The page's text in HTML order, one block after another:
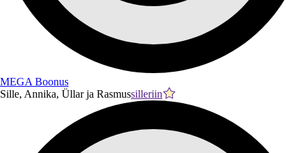
MEGA Boonus
Sille, Annika, Üllar ja Rasmussilleriin